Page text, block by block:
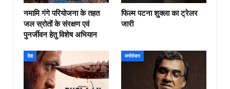
नमामि गंगे परियोजना के तहत
जल स्रोतों के संरक्षण एवं
पुनर्जीवन हेतु विशेष अभियान
फिल्‍म पटना शुक्ला का ट्रेलर
जारी
देश मनोरंजन